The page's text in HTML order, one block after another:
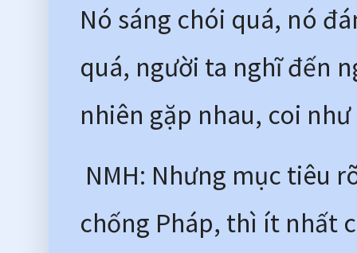
Nó sáng chói quá, nó
quá, người ta nghĩ đến
nhiên gặp nhau, coi
NMH: Nhưng mục tiêu
chống Pháp, thì ít nhất